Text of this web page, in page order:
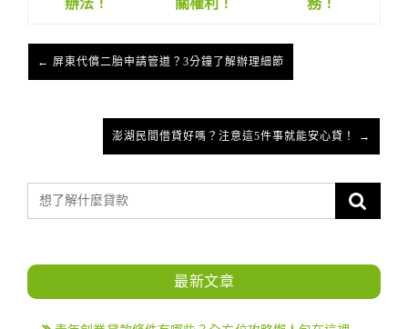
← 屏東代償二胎申請管道？3分鐘了解辦理細節
澎湖民間借貸好嗎？注意這5件事就能安心貸！ →
最新文章